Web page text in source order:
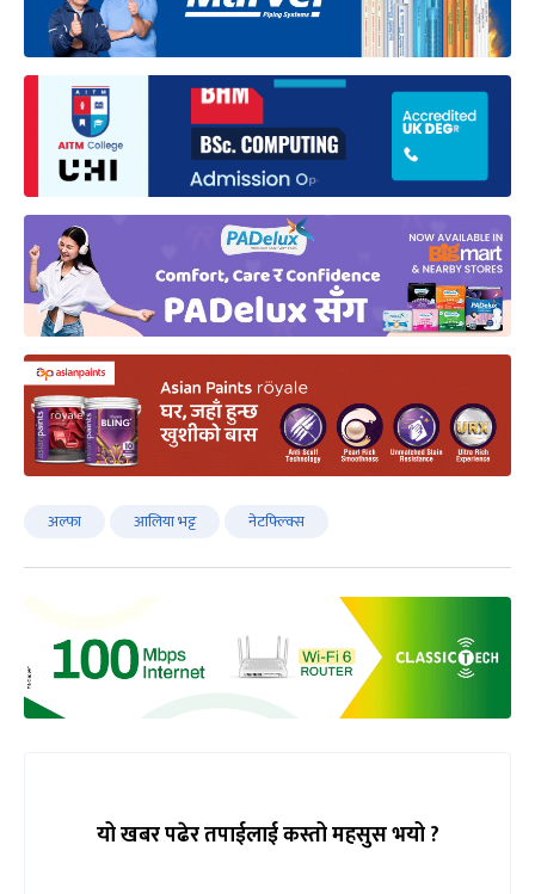
अल्फा आलिया भट्ट नेटफ्ल्क्सि
यो खबर पढेर तपाईलाई कस्तो महसुस भयो ?